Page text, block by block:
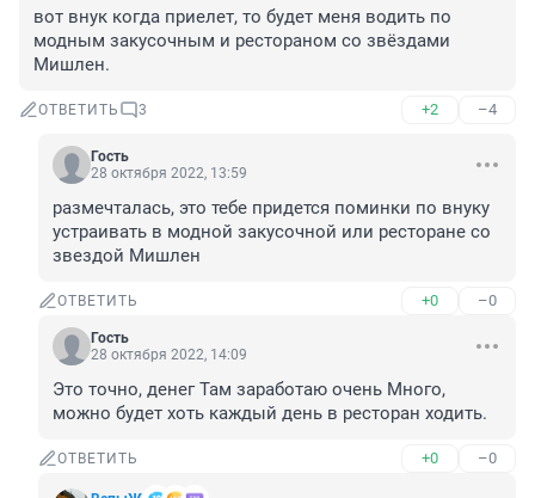
вот внук когда приелет, то будет меня водить по
модным закусочным и рестораном со звёздами
Мишлен.
ОТВЕТИТЬ 3 +2 –4
Гость
28 октября 2022, 13:59
размечталась, это тебе придется поминки по внуку
устраивать в модной закусочной или ресторане со
звездой Мишлен
ОТВЕТИТЬ +0 –0
Гость
28 октября 2022, 14:09
Это точно, денег Там заработаю очень Много,
можно будет хоть каждый день в ресторан ходить.
ОТВЕТИТЬ +0 –0